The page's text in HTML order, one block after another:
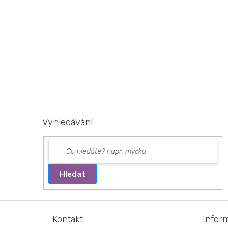
Vyhledávání
Hledat
Kontakt